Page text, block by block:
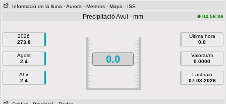
Informació de la lluna - Aurora - Meteors - Mapa - ISS
Precipitació Avui - mm 04:56:36
2026
273.8
Agost
2.4
Ahir
2.4
0.0
Última hora
0.0
Valorar/m
0.0000
Last rain
07-08-2026